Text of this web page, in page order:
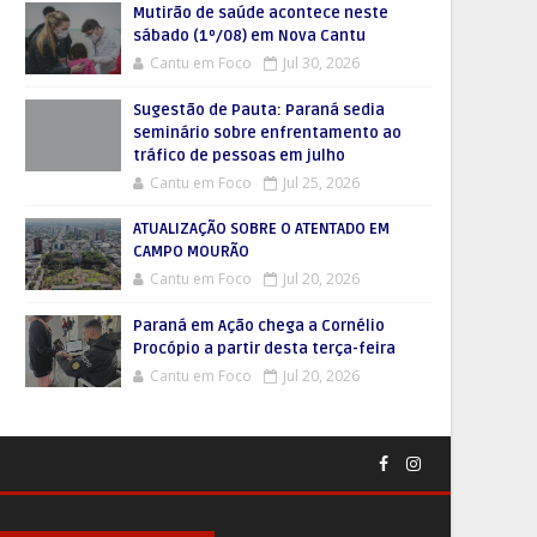
Mutirão de saúde acontece neste
sábado (1º/08) em Nova Cantu
Cantu em Foco Jul 30, 2026
Sugestão de Pauta: Paraná sedia
seminário sobre enfrentamento ao
tráfico de pessoas em julho
Cantu em Foco Jul 25, 2026
ATUALIZAÇÃO SOBRE O ATENTADO EM
CAMPO MOURÃO
Cantu em Foco Jul 20, 2026
Paraná em Ação chega a Cornélio
Procópio a partir desta terça-feira
Cantu em Foco Jul 20, 2026